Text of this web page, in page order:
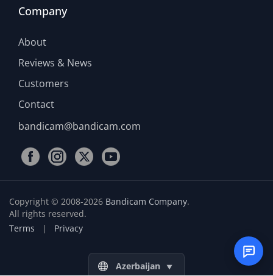
Company
About
Reviews & News
Customers
Contact
bandicam@bandicam.com
Copyright © 2008-2026 Bandicam Company.
All rights reserved.
Terms | Privacy
Azerbaijan ▼